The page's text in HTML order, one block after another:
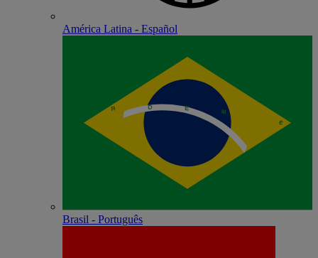
América Latina - Español
Brasil - Português